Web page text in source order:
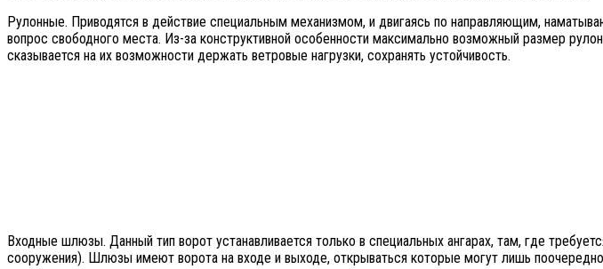
Рулонные. Приводятся в действие специальным механизмом, и двигаясь по направляющим,
вопрос свободного места. Из-за конструктивной особенности максимально возможный размер
сказывается на их возможности держать ветровые нагрузки, сохранять устойчивость.
Входные шлюзы. Данный тип ворот устанавливается только в специальных ангарах, там, где
сооружения). Шлюзы имеют ворота на входе и выходе, открываться которые могут лишь